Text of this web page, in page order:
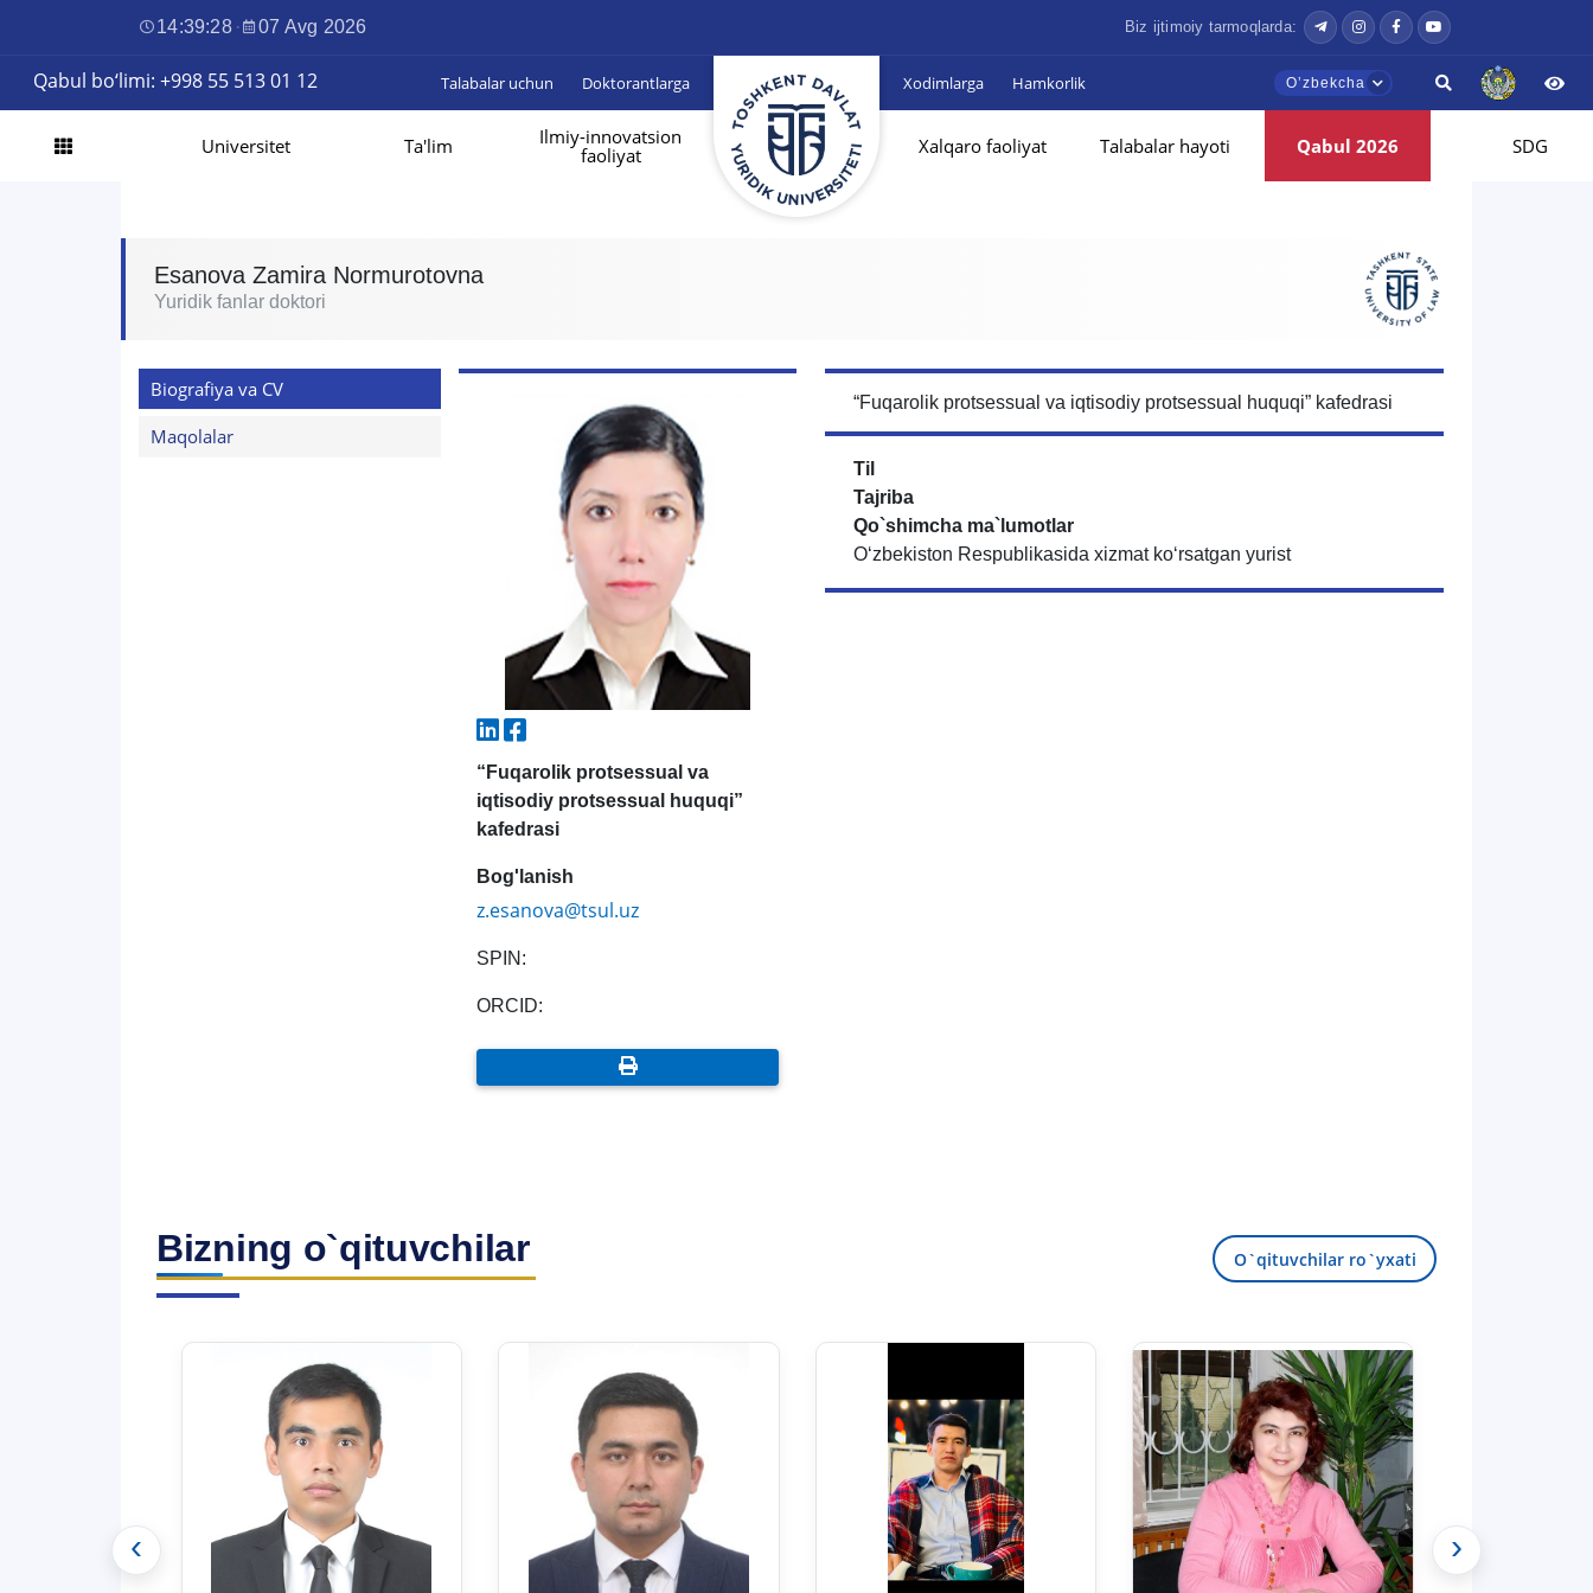
14:39:28 · 07 Avg 2026 Biz ijtimoiy tarmoqlarda:
Qabul bo‘limi: +998 55 513 01 12 Talabalar uchun Doktorantlarga Xodimlarga Hamkorlik Oʼzbekcha
Universitet Ta'lim
Ilmiy-innovatsion
faoliyat
Xalqaro faoliyat Talabalar hayoti Qabul 2026 SDG
Esanova Zamira Normurotovna
Yuridik fanlar doktori
Biografiya va CV
Maqolalar
“Fuqarolik protsessual va
iqtisodiy protsessual huquqi”
kafedrasi
Bog'lanish
z.esanova@tsul.uz
SPIN:
ORCID:
“Fuqarolik protsessual va iqtisodiy protsessual huquqi” kafedrasi
Til
Tajriba
Qo`shimcha ma`lumotlar
Oʻzbekiston Respublikasida xizmat koʻrsatgan yurist
Bizning o`qituvchilar O`qituvchilar ro`yxati
‹ ›